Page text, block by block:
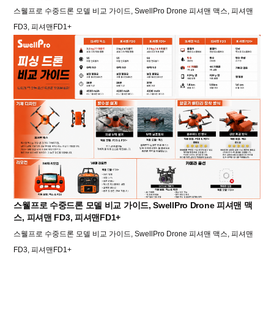
스웰프로 수중드론 모델 비교 가이드, SwellPro Drone 피셔맨 맥스, 피셔맨
FD3, 피셔맨FD1+
스웰프로 수중드론 모델 비교 가이드, SwellPro Drone 피셔맨 맥
스, 피셔맨 FD3, 피셔맨FD1+
스웰프로 수중드론 모델 비교 가이드, SwellPro Drone 피셔맨 맥스, 피셔맨
FD3, 피셔맨FD1+